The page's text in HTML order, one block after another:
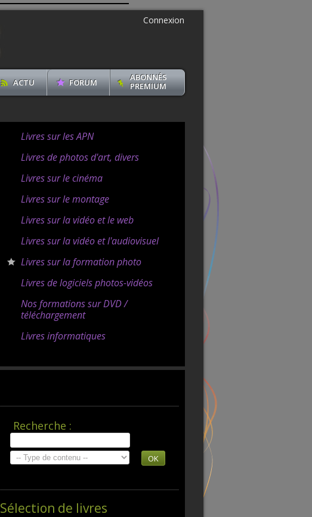
Connexion
ACTU FORUM
ABONNÉS
PREMIUM
Livres sur les APN
Livres de photos d'art, divers
Livres sur le cinéma
Livres sur le montage
Livres sur la vidéo et le web
Livres sur la vidéo et l'audiovisuel
Livres sur la formation photo
Livres de logiciels photos-vidéos
Nos formations sur DVD /
téléchargement
Livres informatiques
Recherche :
OK
Sélection de livres